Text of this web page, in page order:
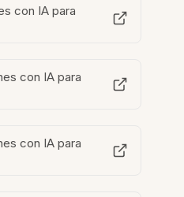
con IA para
con IA para
con IA para